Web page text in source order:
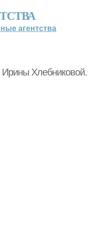
агентства
Ирины Хлебниковой.